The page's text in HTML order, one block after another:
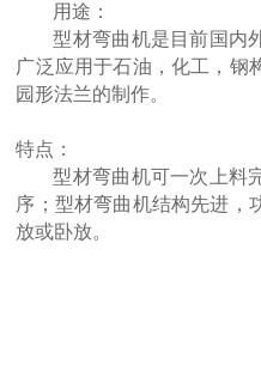
用途：
型材弯曲机是目前国内
广泛应用于石油，化工，钢
园形法兰的制作。
特点：
型材弯曲机可一次上料
序；型材弯曲机结构先进，
放或卧放。